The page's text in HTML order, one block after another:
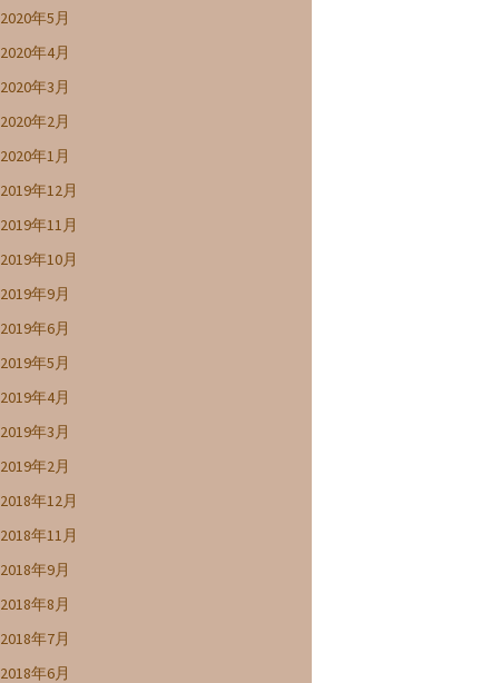
2020年5月
2020年4月
2020年3月
2020年2月
2020年1月
2019年12月
2019年11月
2019年10月
2019年9月
2019年6月
2019年5月
2019年4月
2019年3月
2019年2月
2018年12月
2018年11月
2018年9月
2018年8月
2018年7月
2018年6月